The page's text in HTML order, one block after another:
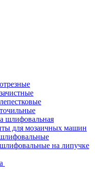
шлифовальная
для мозаичных машин
на липучке